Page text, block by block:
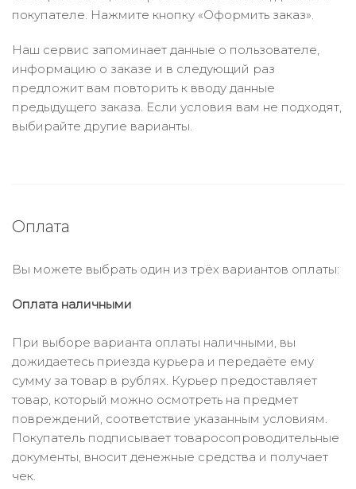
покупателе. Нажмите кнопку «Оформить заказ».
Наш сервис запоминает данные о пользователе,
информацию о заказе и в следующий раз
предложит вам повторить к вводу данные
предыдущего заказа. Если условия вам не подходят,
выбирайте другие варианты.
Оплата
Вы можете выбрать один из трёх вариантов оплаты:
Оплата наличными
При выборе варианта оплаты наличными, вы
дожидаетесь приезда курьера и передаёте ему
сумму за товар в рублях. Курьер предоставляет
товар, который можно осмотреть на предмет
повреждений, соответствие указанным условиям.
Покупатель подписывает товаросопроводительные
документы, вносит денежные средства и получает
чек.